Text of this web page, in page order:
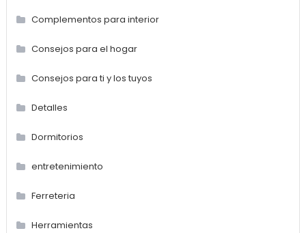
Complementos para interior
Consejos para el hogar
Consejos para ti y los tuyos
Detalles
Dormitorios
entretenimiento
Ferreteria
Herramientas